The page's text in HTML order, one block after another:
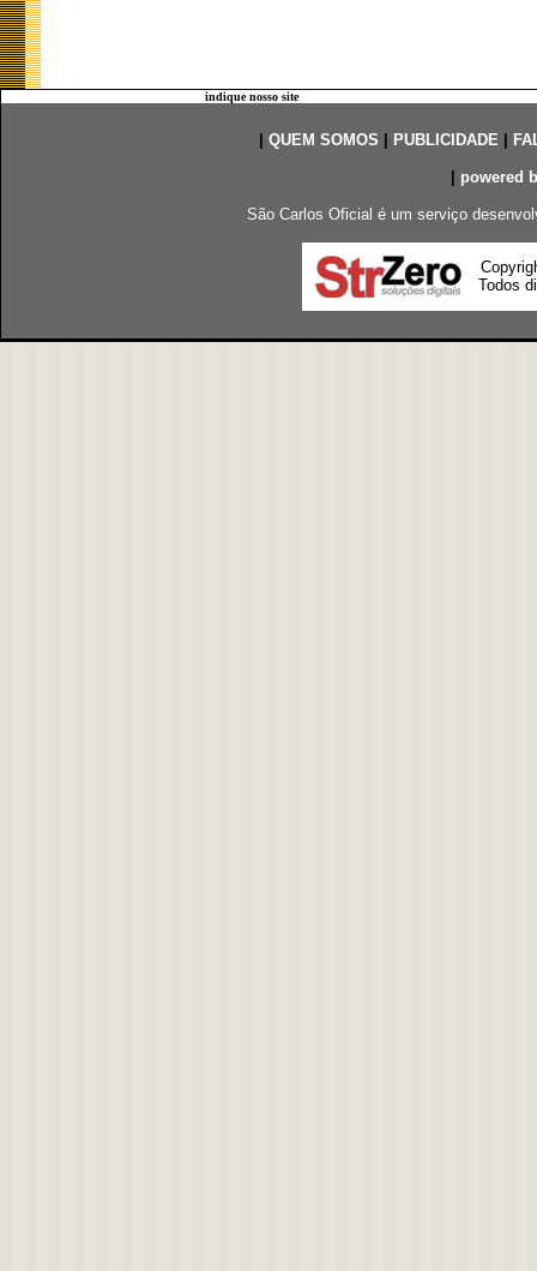
indique nosso site
QUEM SOMOS PUBLICIDADE|
powered
São Carlos Oficial é um serviço
Todos